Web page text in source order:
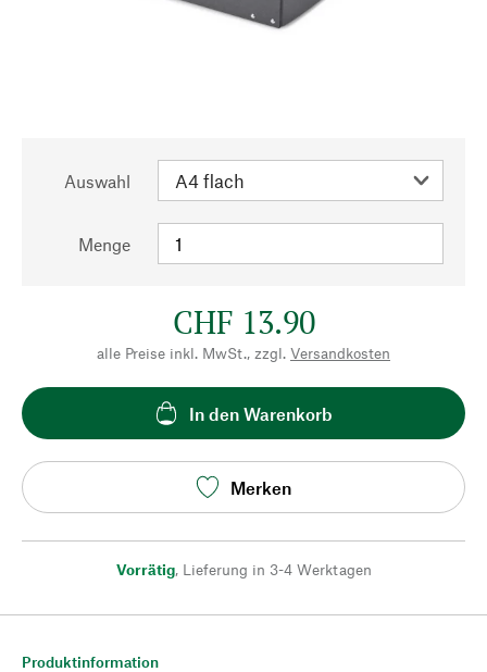
Auswahl
Menge
CHF 13.90
alle Preise inkl. MwSt., zzgl. Versandkosten
In den Warenkorb
Merken
Vorrätig, Lieferung in 3-4 Werktagen
Produktinformation